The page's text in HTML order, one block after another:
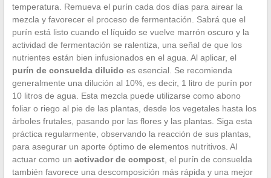
temperatura. Remueva el purín cada dos días para airear la
mezcla y favorecer el proceso de fermentación. Sabrá que el
purín está listo cuando el líquido se vuelve marrón oscuro y la
actividad de fermentación se ralentiza, una señal de que los
nutrientes están bien infusionados en el agua. Al aplicar, el
purín de consuelda diluido es esencial. Se recomienda
generalmente una dilución al 10%, es decir, 1 litro de purín por
10 litros de agua. Esta mezcla puede utilizarse como abono
foliar o riego al pie de las plantas, desde los vegetales hasta los
árboles frutales, pasando por las flores y las plantas. Siga esta
práctica regularmente, observando la reacción de sus plantas,
para asegurar un aporte óptimo de elementos nutritivos. Al
actuar como un activador de compost, el purín de consuelda
también favorece una descomposición más rápida y una mejor